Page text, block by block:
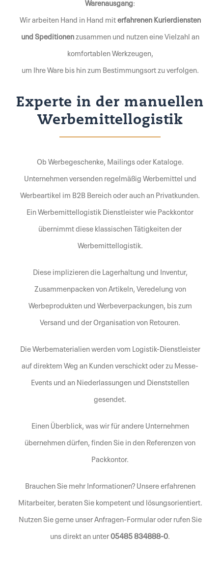
Warenausgang:
Wir arbeiten Hand in Hand miterfahrenen Kurierdiensten
und Speditionenzusammen und nutzen eine Vielzahl an
komfortablen Werkzeugen,
um Ihre Ware bis hin zum Bestimmungsort zu verfolgen.
Experte in der manuellen
Werbemittellogistik
Ob Werbegeschenke, Mailings oder Kataloge.
Unternehmen versenden regelmäßig Werbemittel und
Werbeartikel im B2B Bereich oder auch an Privatkunden.
Ein Werbemittellogistik Dienstleister wie Packkontor
übernimmt diese klassischen Tätigkeiten der
Werbemittellogistik.
Diese implizieren die Lagerhaltung und Inventur,
Zusammenpacken von Artikeln, Veredelung von
Werbeprodukten und Werbeverpackungen, bis zum
Versand und der Organisation von Retouren.
Die Werbematerialien werden vom Logistik-Dienstleister
auf direktem Weg an Kunden verschickt oder zu Messe-
Events und an Niederlassungen und Dienststellen
gesendet.
Einen Überblick, was wir für andere Unternehmen
übernehmen dürfen, finden Sie in den Referenzen von
Packkontor.
Brauchen Sie mehr Informationen? Unsere erfahrenen
Mitarbeiter, beraten Sie kompetent und lösungsorientiert.
Nutzen Sie gerne unserAnfragen-Formularoder rufen Sie
uns direkt an unter05485 834888-0.